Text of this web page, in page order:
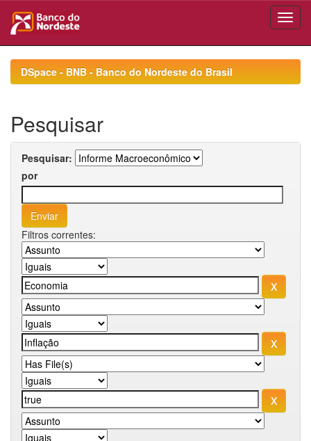
navigationDSpace - BNB - Banco do Nordeste do Brasil
Pesquisar
Pesquisar:
por
Filtros correntes: